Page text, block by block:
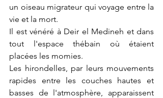
un oiseau migrateur qui voyage entre la
vie et la mort.
Il est vénéré à Deir el Medineh et dans
tout l'espace thébain où étaient
placées les momies.
Les hirondelles, par leurs mouvements
rapides entre les couches hautes et
basses de l'atmosphère, apparaissent